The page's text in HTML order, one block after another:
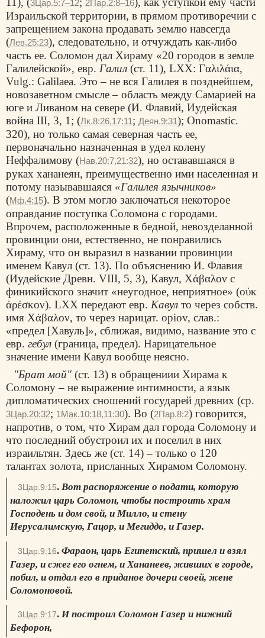
3Цар.5:7–12 2Пар.2:8–16
Израильской территории, в прямом противоречии с
запрещением закона продавать землю навсегда
(Лев.25:23), следовательно, и отчуждать как-либо
часть ее. Соломон дал Хираму «20 городов в земле
Галилейской», евр. Галил (ст. 11), LXX: Γαλιλάια,
Vulg.: Galilaea. Это – не вся Галилея в позднейшем,
новозаветном смысле – область между Самарией на
юге и Ливаном на севере (И. Флавий, Иудейская
война III, 3, 1; (Лк.8:26,17:11; Деян.9:31); Onomastic.
320), но только самая северная часть ее,
первоначально назначенная в удел колену
Неффалимову (Нав.20:7,21:32), но остававшаяся в
руках хананеян, преимущественно ими населенная и
потому называвшаяся «Галилея язычников»
(Мф.4:15). В этом могло заключаться некоторое
оправдание поступка Соломона с городами.
Впрочем, расположенные в бедной, невозделанной
провинции они, естественно, не понравились
Хираму, что он выразил в названии провинции
именем Кавул (ст. 13). По объяснению И. Флавия
(Иудейские Древн. VIII, 5, 3), Кавул, Χάβαλον с
финикийского значит «неугодное, неприятное» (οὐκ
ἀρέσκον). LXX передают евр. Кавул то через собств.
имя Χάβαλον, то через нарицат. opiov, слав.:
«предел [Хавуль]», сближая, видимо, название это с
евр. гебул (граница, предел). Нарицательное
значение имени Кавул вообще неясно.
"Брат мой" (ст. 13) в обращениии Хирама к
Соломону – не выражение интимности, а язык
дипломатических сношений государей древних (ср.
3Цар.20:32; 1Мак.10:18,11:30). Во (2Пар.8:2) говорится,
напротив, о том, что Хирам дал города Соломону и
что последний обустроил их и поселил в них
израильтян. Здесь же (ст. 14) – только о 120
талантах золота, присланных Хирамом Соломону.
3Цар.9:15. Вот распоряжение о подати, которую
наложил царь Соломон, чтобы построить храм
Господень и дом свой, и Милло, и стену
Иерусалимскую, Гацор, и Мегиддо, и Газер.
3Цар.9:16. Фараон, царь Египетский, пришел и взял
Газер, и сжег его огнем, и Хананеев, живших в городе,
побил, и отдал его в приданое дочери своей, жене
Соломоновой.
3Цар.9:17. И построил Соломон Газер и нижний
Бефорон,